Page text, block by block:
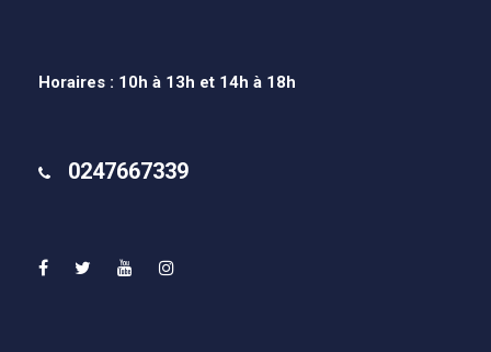
Horaires : 10h à 13h et 14h à 18h
0247667339